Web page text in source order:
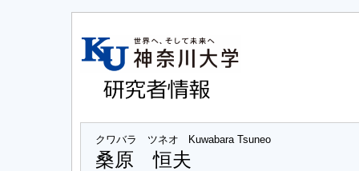
クワバラ ツネオ Kuwabara Tsuneo
桑原 恒夫